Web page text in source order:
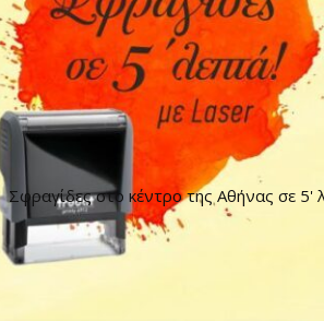
Σφραγίδες στο κέντρο της Αθήνας σε 5'